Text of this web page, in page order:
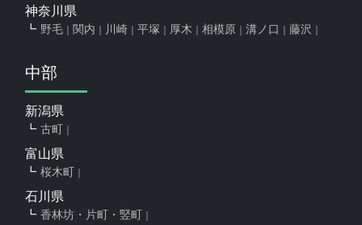
神奈川県
野毛 関内 川崎 平塚 厚木 相模原 溝ノ口 藤沢
中部
新潟県
古町
富山県
桜木町
石川県
香林坊・片町・竪町